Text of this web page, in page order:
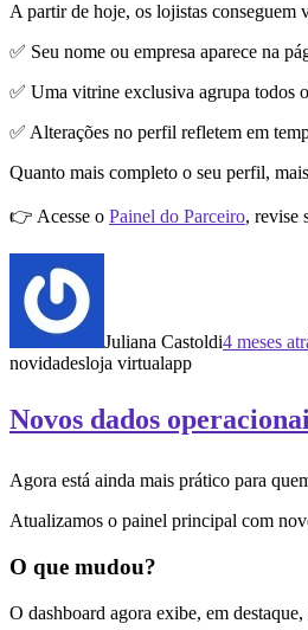
A partir de hoje, os lojistas conseguem
✅ Seu nome ou empresa aparece na
✅ Uma vitrine exclusiva agrupa todos
✅ Alterações no perfil refletem em
Quanto mais completo o seu perfil,
👉 Acesse o Painel do Parceiro, revise
Juliana Castoldi4 meses
novidadesloja virtualapp
Novos dados
Agora está ainda mais prático para
Atualizamos o painel principal com
O que mudou?
O dashboard agora exibe, em